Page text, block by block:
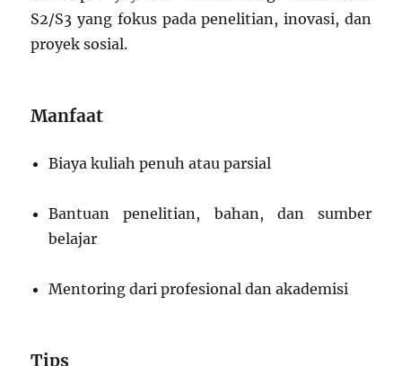
S2/S3 yang fokus pada penelitian, inovasi, dan
proyek sosial.
Manfaat
Biaya kuliah penuh atau parsial
Bantuan penelitian, bahan, dan sumber
belajar
Mentoring dari profesional dan akademisi
Tips